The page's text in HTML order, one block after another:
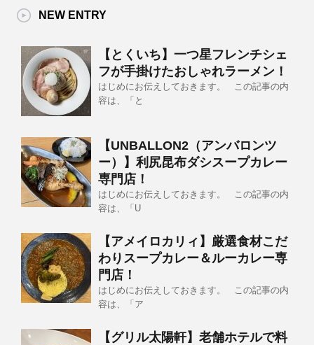
NEW ENTRY
【とくいち】一つ星フレンチシェ
フが手掛けたおしゃれラーメン！
はじめにお伝えしておきます。 この記事の内
容は、「と
【UNBALLON2（アンバロンツ
ー）】利尻昆布ダシスープカレー
専門店！
はじめにお伝えしておきます。 この記事の内
容は、「U
【アメイロカリィ】厳選食材こだ
わりスープカレー＆ルーカレー専
門店！
はじめにお伝えしておきます。 この記事の内
容は、「ア
【グリル太陽軒】老舗ホテルで料